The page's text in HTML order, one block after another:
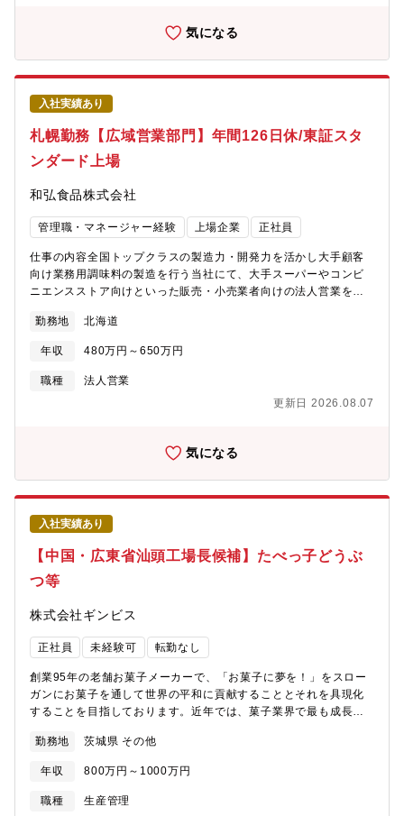
般を幅広く経験できるポジションです。? プライム市場上場企業
としての決算・開示対応を通じて、経理パーソンとしての専門性
を高めることが可能です? グローバル展開が加速する中で、海外
子会社との連携やグローバルな会計・税務論点対応など、多様な
経験を積む機会があります? 中途入社者も多く、実力・意欲に応
じたキャリアステップを描きやすい風通しの良い環境です【募集
の背景】同社は、国内米菓業界での確固たる地位を礎に、グロー
バル市場への展開を本格化させる変革期を迎えています。経理部
門は、この変革を数字の面から支える重要な部門として、さらな
長意欲と専門性を兼ね備えた新たな仲間を広く募集しています。
【組織構成】 経理部└経理チーム★└財務管理チーム 経理部は約
25名が在籍し、「経理チーム」と「財務管理チーム」の2つに分か
連結決算・開示資料の作成を主担当とするチームに分かれていま
す。財務管理チームは、予実管理・資金管理・財務戦略の立案な
どを担っています。経理部全体を通して、部門横断的に連携し、
経理・財務の両面から企業成長を支える体制を整えています。
務）、国内外子会社の経営管理、経理責任者などを想定していま
ら「米業」（お米に活用した菓子・加工食品・機能素材などの価
値創造）へ、世界中に美味しさ・健康・感動をお届けする企業、
な考え方】 当グループは、盤石な財務基盤を維持しつつ、「ラ
ているほか、国内金融機関におけるコミットメントライン等の資
います。 同時に、適切な情報開示・ＩＲ活動を通じて株主資本
コストの低減に努めるとともに、営業キャッシュ・フローによる
十分な債務償還能力を前提に、資金調達には負債の活用も行い、
資本コストの低減および資本効率の向上にも努めています。 設
備投資に関しては、企業価値の向上に資する成長のための投資を
積極的に推進しており、グループ全体で投資効率を高める目的か
らハードルレート8%を目安に投資を判断しています。
気になる
入社実績あり
札幌勤務【広域営業部門】年間126日休/東証スタ
ンダード上場
和弘食品株式会社
管理職・マネージャー経験 上場企業 正社員
仕事の内容全国トップクラスの製造力・開発力を活かし大手顧客
向け業務用調味料の製造を行う当社にて、大手スーパーやコンビ
ニエンスストア向けといった販売・小売業者向けの法人営業をお
係深耕および販売戦略の企画立案・得意先事業者やデイリーメー
カーとの各種打合せ(新製品リリースや商品改良に向けたヒアリン
グや提案を行います)・開発部門や製造部門へ顧客よりお預かりし
た要望のフィードバック■同社の特徴：同社は北海道の新鮮な食材
用調味料の専門メーカーです。和弘食品の名前になじみはなくと
ーマーケット、コンビニエンスストア等を通じて全国に広く浸透
しています。土地や風土に根付く独自の味を追求し、時代が求め
る様々な嗜好に至るまで、北海道のスープトップメーカーとして
の細やかな対応に高い評価を得ています。
勤務地 北海道
年収 480万円～650万円
職種
法人営業
更新日 2026.08.07
気になる
入社実績あり
【中国・広東省汕頭工場長候補】たべっ子どうぶ
つ等
株式会社ギンビス
正社員 未経験可 転勤なし
創業95年の老舗お菓子メーカーで、「お菓子に夢を！」をスロー
ガンにお菓子を通して世界の平和に貢献することとそれを具現化
することを目指しております。近年では、菓子業界で最も成長し
の海外事業を支える中国・汕頭工場の工場長候補として、将来を
担っていただける方を募集します。■業務内容入社後1か月程は、
日本の古河工場にて研修を行います。その後、中国・汕頭工場に
配属となり、生産・包装業務全般のオペレーターとして、現場の
勤務地 茨城県 その他
年収 800万円～1000万円
職種
生産管理